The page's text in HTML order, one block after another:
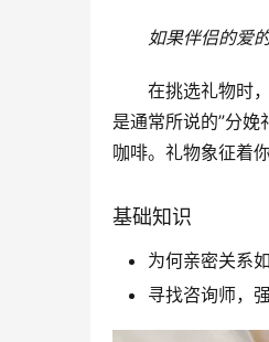
如果伴侣的爱
在挑选礼物时
是通常所说的”分
咖啡。礼物象征着
基础知识
为何亲密关系
寻找咨询师，